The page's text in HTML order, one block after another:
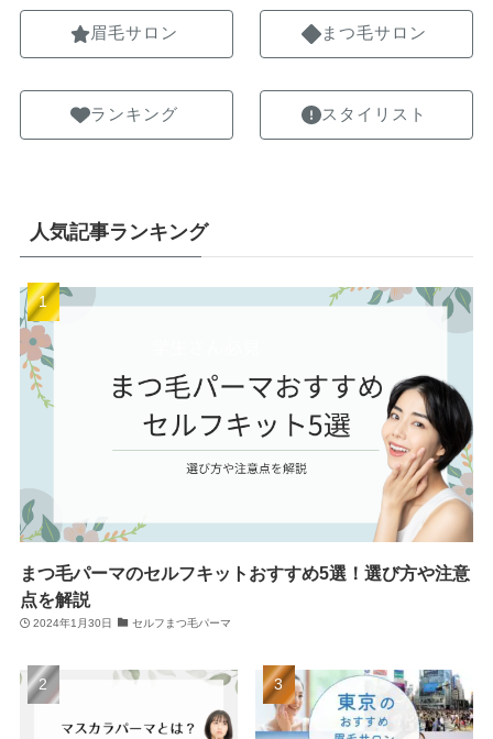
眉毛サロン
ランキング
まつ毛サロン
スタイリスト
人気記事ランキング
まつ毛パーマのセルフキットおすすめ5選！選び方や注意
点を解説
2024年1月30日 セルフまつ毛パーマ